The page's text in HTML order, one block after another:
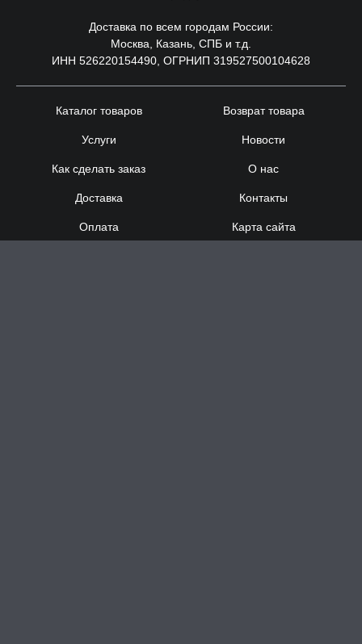
Доставка по всем городам России:
Москва, Казань, СПБ и т.д.
ИНН 526220154490, ОГРНИП 319527500104628
Каталог товаров
Услуги
Как сделать заказ
Доставка
Оплата
Возврат товара
Новости
О нас
Контакты
Карта сайта